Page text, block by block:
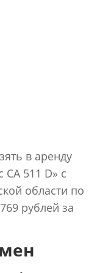
в аренду
CA 511 D» с
области по
рублей за